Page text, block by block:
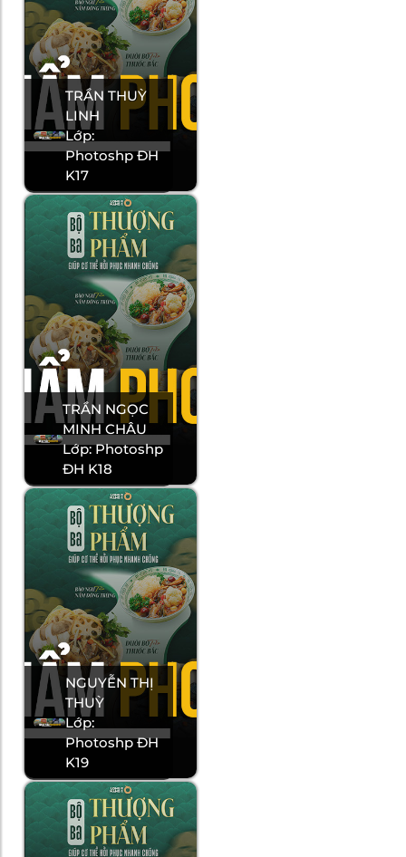
TRẦN THUỲ
LINH
Lớp:
Photoshp ĐH
K17
TRẦN NGỌC
MINH CHÂU
Lớp: Photoshp
ĐH K18
NGUYỄN THỊ
THUỲ
Lớp:
Photoshp ĐH
K19